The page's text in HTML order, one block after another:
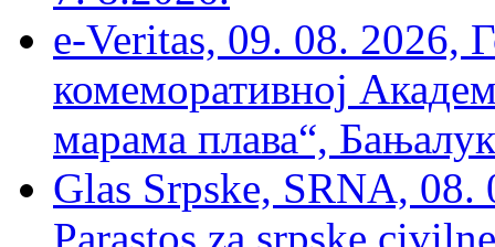
e-Veritas, 09. 08. 2026,
комеморативној
марама плава“,
Glas Srpske, SRNA,